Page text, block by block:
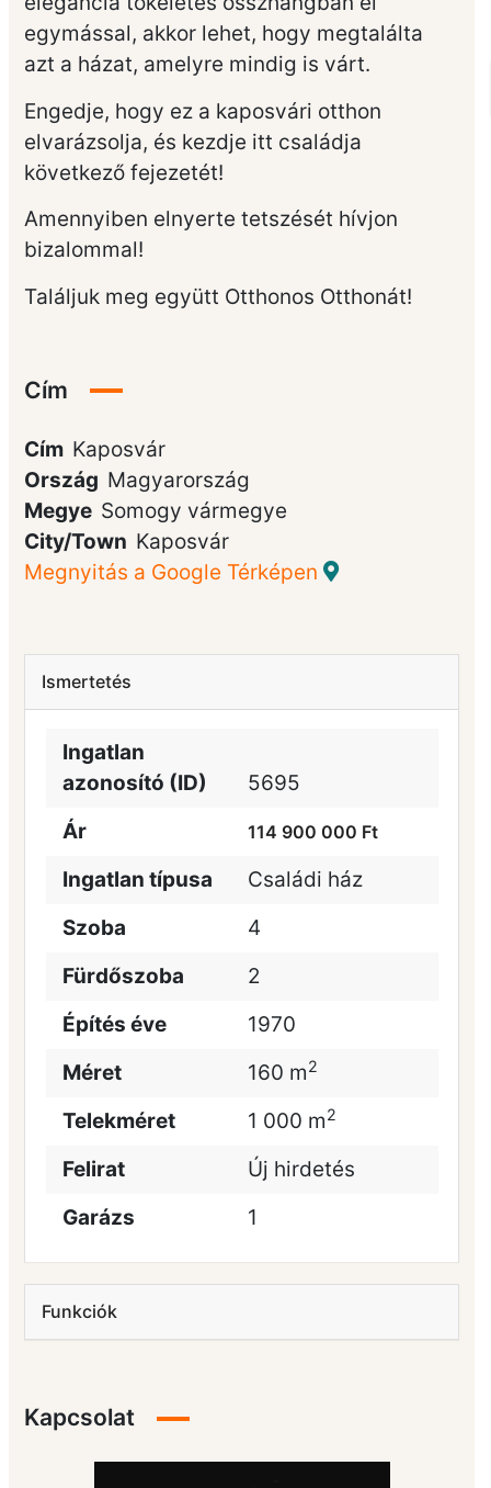
egymással, akkor lehet, hogy megtalálta
azt a házat, amelyre mindig is várt.
Engedje, hogy ez a kaposvári otthon
elvarázsolja, és kezdje itt családja
következő fejezetét!
Amennyiben elnyerte tetszését hívjon
bizalommal!
Találjuk meg együtt Otthonos Otthonát!
Cím
Cím Kaposvár
Ország Magyarország
Megye Somogy vármegye
City/Town Kaposvár
Megnyitás a Google Térképen
Ismertetés
Ingatlan
azonosító (ID)
5695
Ár
114 900 000 Ft
Ingatlan típusa
Családi ház
Szoba
4
Fürdőszoba
2
Építés éve
1970
Méret
160 m2
Telekméret 1 000 m2
Felirat
Új hirdetés
Garázs
1
Funkciók
Kapcsolat